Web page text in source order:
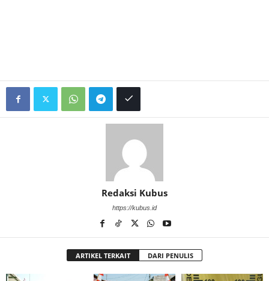
Redaksi Kubus
https://kubus.id
ARTIKEL TERKAIT DARI PENULIS